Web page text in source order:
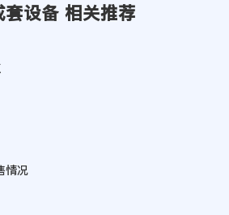
设备 相关推荐
情况